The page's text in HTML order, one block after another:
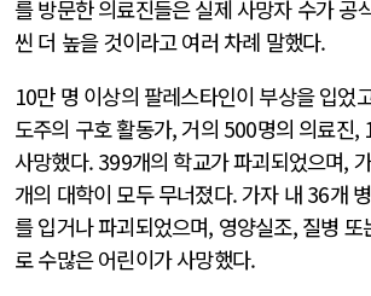
를 방문한 의료진들은 실제 사망자 수가 공
씬 더 높을 것이라고 여러 차례 말했다.
10만 명 이상의 팔레스타인이 부상을 입었
도주의 구호 활동가, 거의 500명의 의료진,
사망했다. 399개의 학교가 파괴되었으며,
개의 대학이 모두 무너졌다. 가자 내 36개
를 입거나 파괴되었으며, 영양실조, 질병
로 수많은 어린이가 사망했다.